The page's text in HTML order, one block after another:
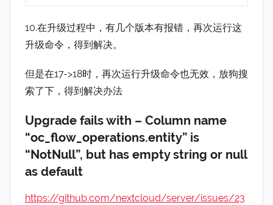
10.在升级过程中，有几个版本有报错，再次运行这
升级命令，得到解决。
但是在17->18时，再次运行升级命令也无效，放狗搜
索了下，得到解决办法
Upgrade fails with – Column name
“oc_flow_operations.entity” is
“NotNull”, but has empty string or null
as default
https://github.com/nextcloud/server/issues/23